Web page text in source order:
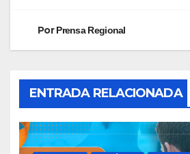
PorPrensa Regional
ENTRADA RELACIONADA